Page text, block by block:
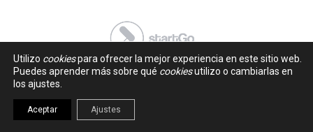
Utilizo cookiespara ofrecer la mejor experiencia en este sitio web.
Puedes aprender más sobre qué cookiesutilizo o cambiarlas en
los ajustes.
Aceptar Ajustes